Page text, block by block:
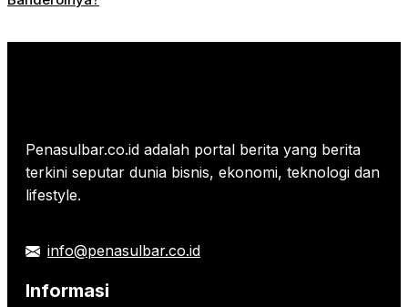
Penasulbar.co.id adalah portal berita yang berita
terkini seputar dunia bisnis, ekonomi, teknologi dan
lifestyle.
info@penasulbar.co.id
Informasi